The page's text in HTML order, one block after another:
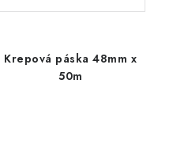
Krepová páska 48mm x
50m